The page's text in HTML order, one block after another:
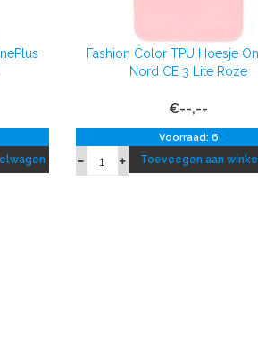
Fashion Color TPU Hoesje
Nord CE 3 Lite Roze
€--,--
Voorraad: 6
Toevoegen aan